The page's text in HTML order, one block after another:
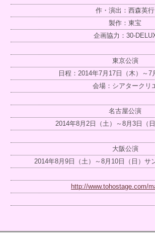
作・演出：西森英行
製作：東宝
企画協力：30-
東京公演
日程：2014年7月17日（木）～7
会場：シアタークリ
名古屋公演
2014年8月2日（土）～8月3日（
大阪公演
2014年8月9日（土）～8月10日（日）サ
http://www.tohostage.com/